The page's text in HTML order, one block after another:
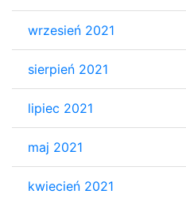
wrzesień 2021
sierpień 2021
lipiec 2021
maj 2021
kwiecień 2021